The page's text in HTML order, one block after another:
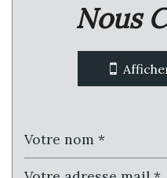
École maternelle
Enseignement
Lycée
Nous